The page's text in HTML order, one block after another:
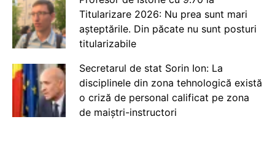
Titularizare 2026: Nu prea sunt mari
așteptările. Din păcate nu sunt posturi
titularizabile
Secretarul de stat Sorin Ion: La
disciplinele din zona tehnologică există
o criză de personal calificat pe zona
de maiștri-instructori